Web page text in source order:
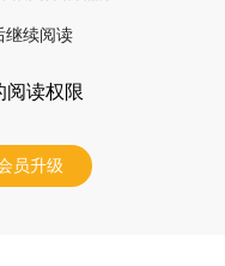
继续阅读
阅读权限
员升级